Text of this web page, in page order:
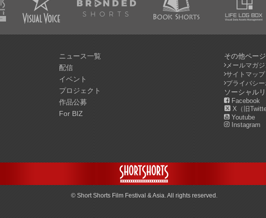
ニュース一覧
配信
イベント
プロジェクト
作品公募
For BIZ
その他ページ
メールマガ
サイトマップ
プライバシ
ソーシャル
Facebook
X（旧
Youtube
Instagram
© Short Shorts Film Festival & Asia. All rights reserved.